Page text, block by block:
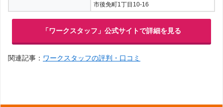
市後免町1丁目10-16
「ワークスタッフ」公式サイトで詳細を見る
関連記事： ワークスタッフの評判・口コミ